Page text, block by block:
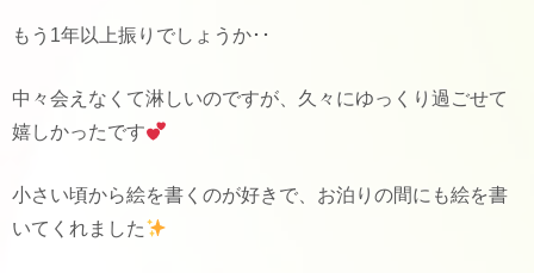
もう1年以上振りでしょうか･･
中々会えなくて淋しいのですが、久々にゆっくり過ごせて
嬉しかったです
小さい頃から絵を書くのが好きで、お泊りの間にも絵を書
いてくれました